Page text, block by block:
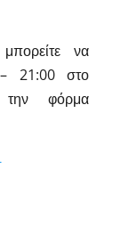
να
– 21:00 στο
φόρμα